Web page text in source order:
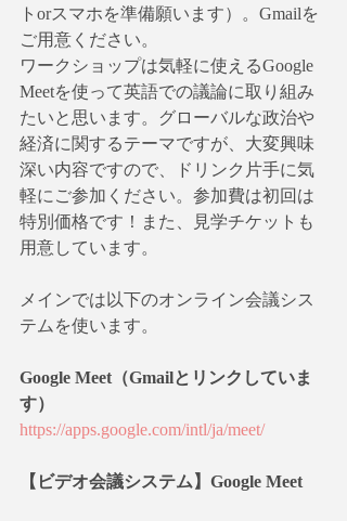
トorスマホを準備願います）。Gmailを
ご用意ください。
ワークショップは気軽に使えるGoogle
Meetを使って英語での議論に取り組み
たいと思います。グローバルな政治や
経済に関するテーマですが、大変興味
深い内容ですので、ドリンク片手に気
軽にご参加ください。参加費は初回は
特別価格です！また、見学チケットも
用意しています。
メインでは以下のオンライン会議シス
テムを使います。
Google Meet（Gmailとリンクしていま
す）
https://apps.google.com/intl/ja/meet/
【ビデオ会議システム】Google Meet